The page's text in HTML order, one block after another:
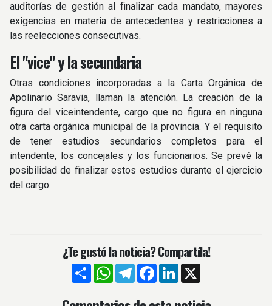
auditorías de gestión al finalizar cada mandato, mayores
exigencias en materia de antecedentes y restricciones a
las reelecciones consecutivas.
El "vice" y la secundaria
Otras condiciones incorporadas a la Carta Orgánica de
Apolinario Saravia, llaman la atención. La creación de la
figura del viceintendente, cargo que no figura en ninguna
otra carta orgánica municipal de la provincia. Y el requisito
de tener estudios secundarios completos para el
intendente, los concejales y los funcionarios. Se prevé la
posibilidad de finalizar estos estudios durante el ejercicio
del cargo.
¿Te gustó la noticia? Compartíla!
CompartirWhatsApp
TelegramFacebook
LinkedIn